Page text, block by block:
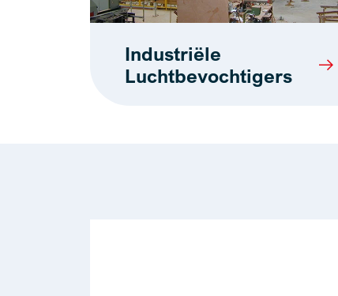
Industriële
Luchtbevochtigers